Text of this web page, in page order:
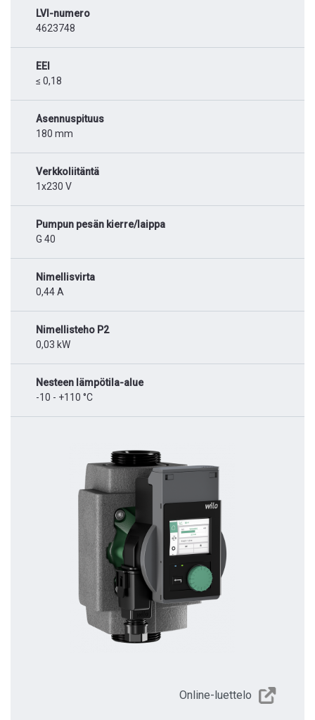
LVI-numero
4623748
EEI
≤ 0,18
Asennuspituus
180 mm
Verkkoliitäntä
1x230 V
Pumpun pesän kierre/laippa
G 40
Nimellisvirta
0,44 A
Nimellisteho P2
0,03 kW
Nesteen lämpötila-alue
-10 - +110 °C
Online-luettelo